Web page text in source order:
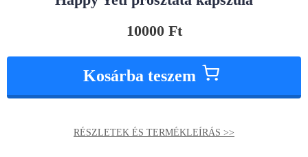
10000 Ft
Kosárba teszem
RÉSZLETEK ÉS TERMÉKLEÍRÁS >>